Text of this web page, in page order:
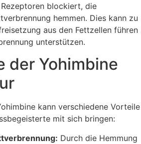
blockiert, die
hemmen. Dies kann zu
aus den Fettzellen führen
unterstützen.
der Yohimbine
kann verschiedene Vorteile
mit sich bringen:
Durch die Hemmung